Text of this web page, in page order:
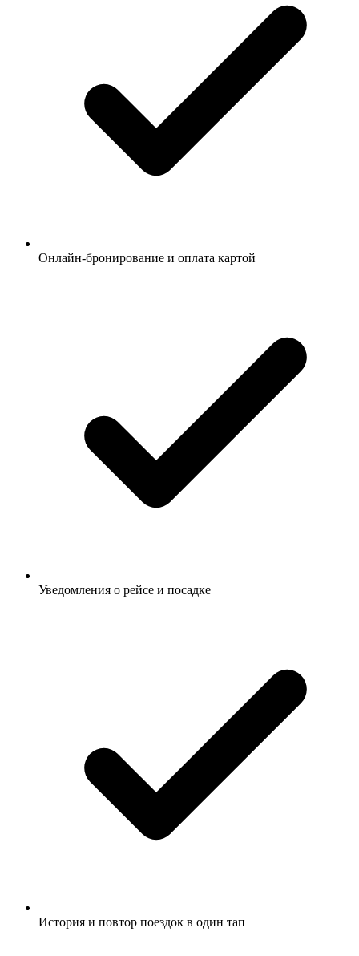
Онлайн-бронирование и оплата картой
Уведомления о рейсе и посадке
История и повтор поездок в один тап